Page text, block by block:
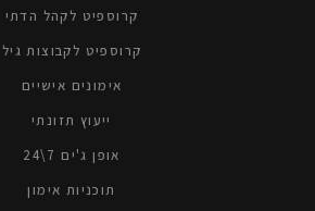
קרוספיט לקהל הדתי
קרוספיט לקבוצות גיל
אימונים אישיים
ייעוץ תזונתי
אופן ג'ים 7\24
תוכניות אימון